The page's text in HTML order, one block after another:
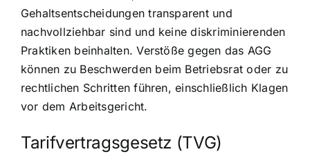
Gehaltsentscheidungen transparent und
nachvollziehbar sind und keine diskriminierenden
Praktiken beinhalten. Verstöße gegen das AGG
können zu Beschwerden beim Betriebsrat oder zu
rechtlichen Schritten führen, einschließlich Klagen
vor dem Arbeitsgericht.
Tarifvertragsgesetz (TVG)